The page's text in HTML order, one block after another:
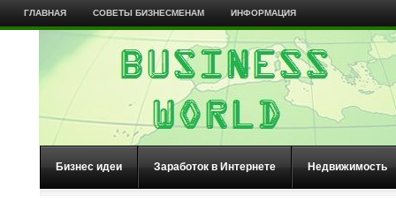
ГЛАВНАЯ СОВЕТЫ БИЗНЕСМЕНАМ ИНФОРМАЦИЯ
Бизнес идеи Заработок в Интернете Недвижимость